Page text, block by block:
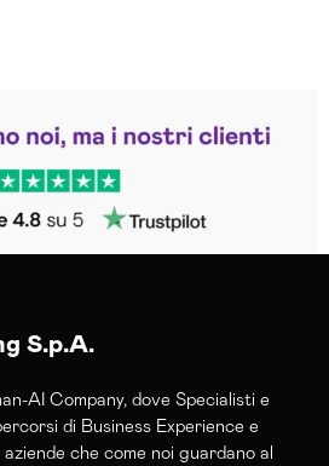
S.p.A.
AI Company, dove Specialisti e
di Business Experience e
che come noi guardano al